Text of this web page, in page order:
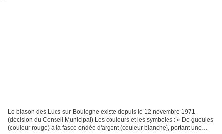
Le blason des Lucs-sur-Boulogne existe depuis le 12 novembre 1971
(décision du Conseil Municipal) Les couleurs et les symboles : « De gueules
(couleur rouge) à la fasce ondée d'argent (couleur blanche), portant une